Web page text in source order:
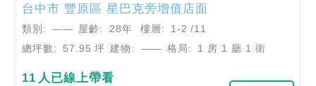
台中市 豐原區 星巴克旁增值店面
類別: —— 屋齡: 28年 樓層: 1-2 /11
總坪數:
57.95 坪 建物: —— 格局: 1 房 1 廳 1 衛
11 人已線上帶看